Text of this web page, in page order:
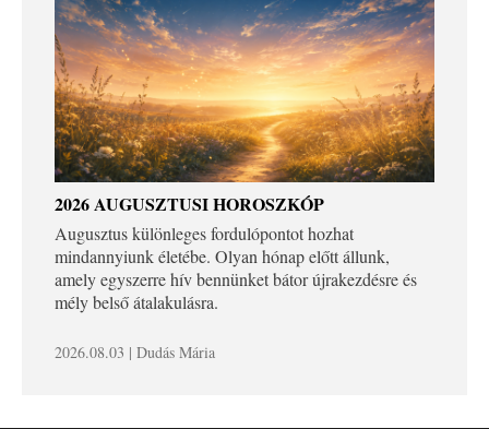
2026 AUGUSZTUSI HOROSZKÓP
Augusztus különleges fordulópontot hozhat
mindannyiunk életébe. Olyan hónap előtt állunk,
amely egyszerre hív bennünket bátor újrakezdésre és
mély belső átalakulásra.
2026.08.03 | Dudás Mária